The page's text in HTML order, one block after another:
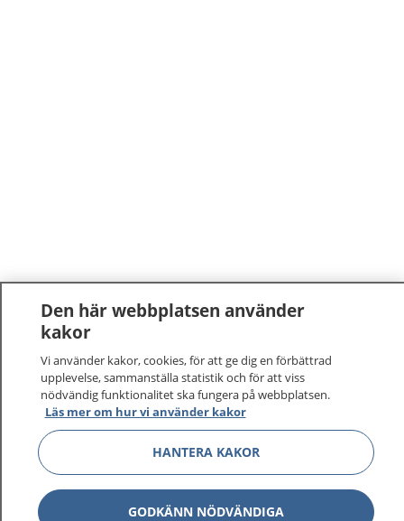
Den här webbplatsen använder
kakor
Vi använder kakor, cookies, för att ge dig en förbättrad
upplevelse, sammanställa statistik och för att viss
nödvändig funktionalitet ska fungera på webbplatsen.
Läs mer om hur vi använder kakor
HANTERA KAKOR
GODKÄNN NÖDVÄNDIGA